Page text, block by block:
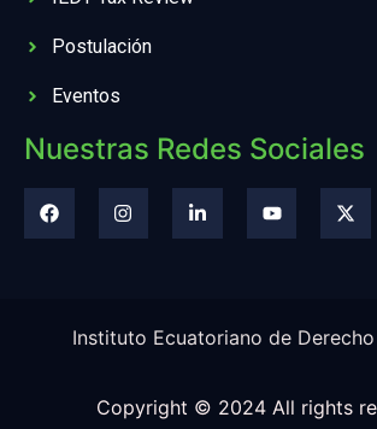
Postulación
Eventos
Nuestras Redes Sociales
Instituto Ecuatoriano de
Copyright © 2024 All rights